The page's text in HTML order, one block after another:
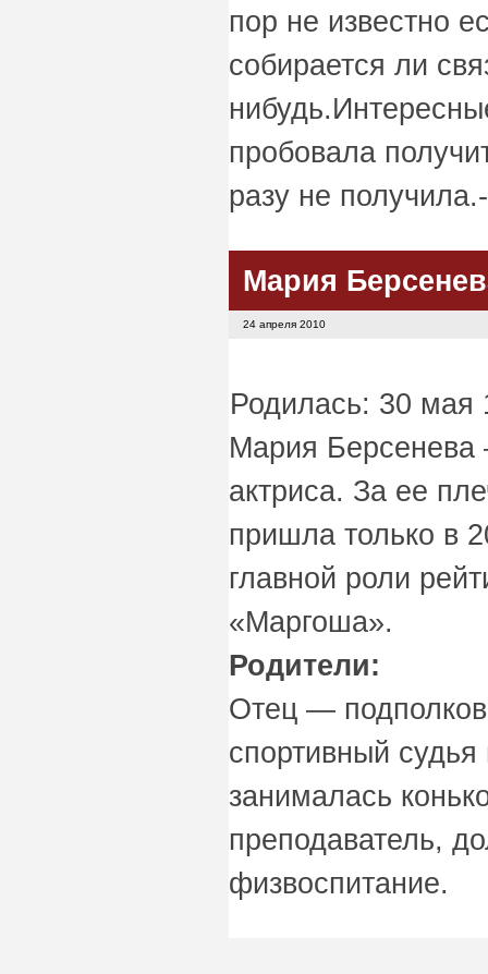
пор не известно
собирается ли
пробовала
разу не
Мария
24 апреля 2010
Родилась: 30 мая
Мария
актриса. За ее
пришла только в
главной роли
«Маргоша».
Родители:
Отец —
спортивный
занималась
преподаватель,
физвоспитание.